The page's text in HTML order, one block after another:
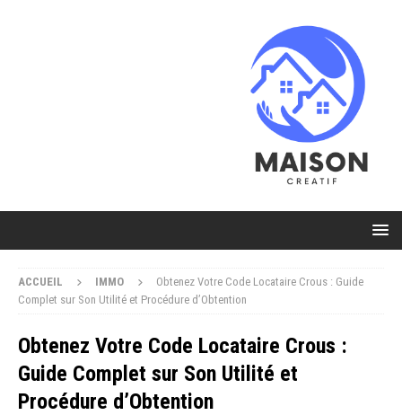
ACCUEIL IMMO
Obtenez Votre Code Locataire Crous : Guide
Complet sur Son Utilité et Procédure d’Obtention
Obtenez Votre Code Locataire Crous :
Guide Complet sur Son Utilité et
Procédure d’Obtention